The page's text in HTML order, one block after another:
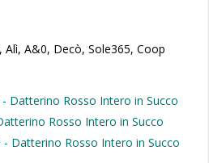
Alì, A&0, Decò, Sole365, Coop
Datterino Rosso Intero in Succo
Rosso Intero in Succo
Datterino Rosso Intero in Succo